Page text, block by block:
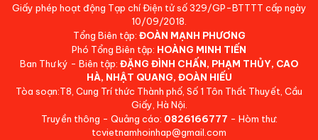
Giấy phép hoạt động Tạp chí Điện tử số 329/GP-BTTTT cấp ngày
10/09/2018.
Tổng Biên tập: ĐOÀN MẠNH PHƯƠNG
Phó Tổng Biên tập: HOÀNG MINH TIẾN
Ban Thư ký - Biên tập: ĐẶNG ĐÌNH CHẤN, PHẠM THỦY, CAO
HÀ, NHẬT QUANG, ĐOÀN HIẾU
Tòa soạn:T8, Cung Trí thức Thành phố, Số 1 Tôn Thất Thuyết, Cầu
Giấy, Hà Nội.
Truyền thông - Quảng cáo: 0826166777 - Hòm thư:
tcvietnamhoinhap@gmail.com